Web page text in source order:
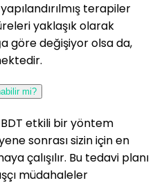
terapiler
yaklaşık olarak
göre değişiyor olsa da,
mi?
etkili bir yöntem
sonrası sizin için en
çalışılır. Bu tedavi planı
müdahaleler